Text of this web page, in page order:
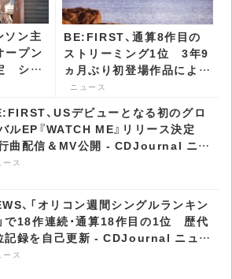
ソン主
ープン
シリ
を飛
ス
BE:FIRST、通算8作目の
ストリーミング1位 3年9
ヵ月ぶり初登場作品による
ストリーミング1位・2位独
ニュース
、USデビューとなる初のグロ
ルEP『WATCH ME』リリース決定
曲配信＆MV公開 - CDJournal ニュ
ース
、「オリコン週間シングルランキン
で18作連続・通算18作目の1位 歴代
記録を自己更新 - CDJournal ニュー
ース